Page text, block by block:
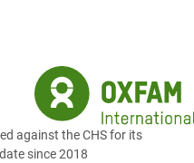
against the CHS for its
since 2018